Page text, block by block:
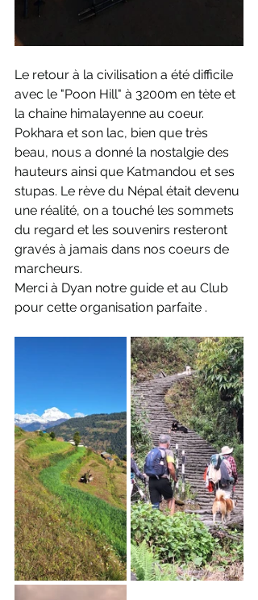
Le retour à la civilisation a été difficile
avec le "Poon Hill" à 3200m en tète et
la chaine himalayenne au coeur.
Pokhara et son lac, bien que très
beau, nous a donné la nostalgie des
hauteurs ainsi que Katmandou et ses
stupas. Le rève du Népal était devenu
une réalité, on a touché les sommets
du regard et les souvenirs resteront
gravés à jamais dans nos coeurs de
marcheurs.
Merci à Dyan notre guide et au Club
pour cette organisation parfaite .